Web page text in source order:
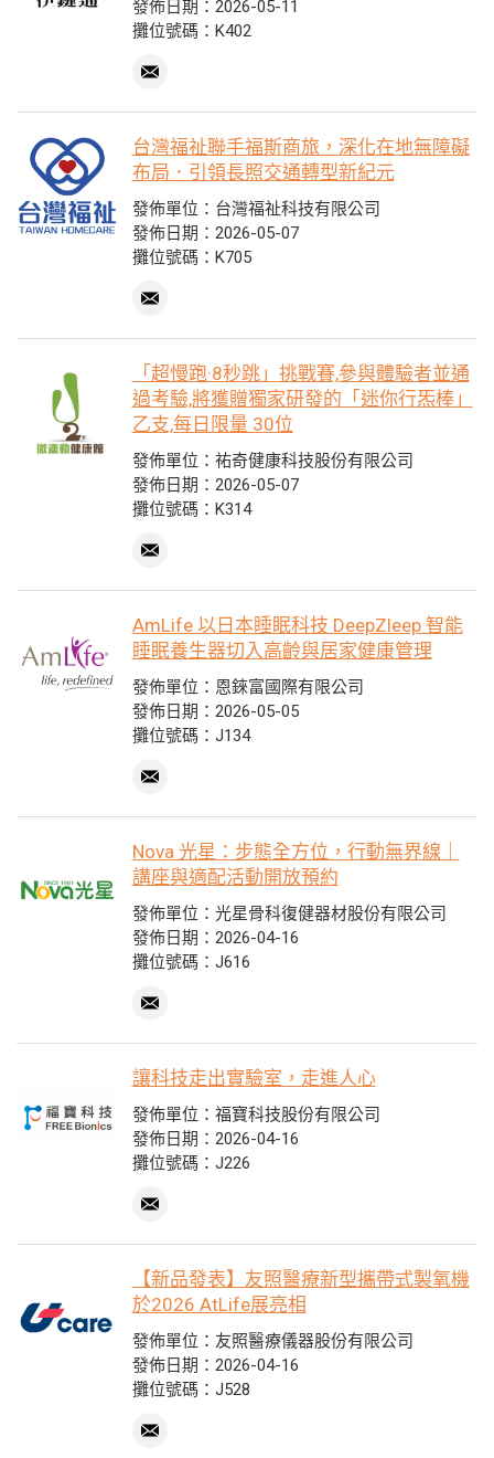
發佈日期：2026-05-11
攤位號碼：K402
台灣福祉聯手福斯商旅，深化在地無障礙
布局．引領長照交通轉型新紀元
發佈單位：台灣福祉科技有限公司
發佈日期：2026-05-07
攤位號碼：K705
「超慢跑·8秒跳」挑戰賽,參與體驗者並通
過考驗,將獲贈獨家研發的「迷你行炁棒」
乙支,每日限量 30位
發佈單位：祐奇健康科技股份有限公司
發佈日期：2026-05-07
攤位號碼：K314
AmLife 以日本睡眠科技 DeepZleep 智能
睡眠養生器切入高齡與居家健康管理
發佈單位：恩錸富國際有限公司
發佈日期：2026-05-05
攤位號碼：J134
Nova 光星：步態全方位，行動無界線｜
講座與適配活動開放預約
發佈單位：光星骨科復健器材股份有限公司
發佈日期：2026-04-16
攤位號碼：J616
讓科技走出實驗室，走進人心
發佈單位：福寶科技股份有限公司
發佈日期：2026-04-16
攤位號碼：J226
【新品發表】友照醫療新型攜帶式製氧機
於2026 AtLife展亮相
發佈單位：友照醫療儀器股份有限公司
發佈日期：2026-04-16
攤位號碼：J528